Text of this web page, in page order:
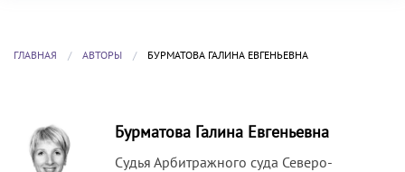
ГЛАВНАЯ АВТОРЫ БУРМАТОВА ГАЛИНА ЕВГЕНЬЕВНА
Бурматова Галина Евгеньевна
Судья Арбитражного суда Северо-